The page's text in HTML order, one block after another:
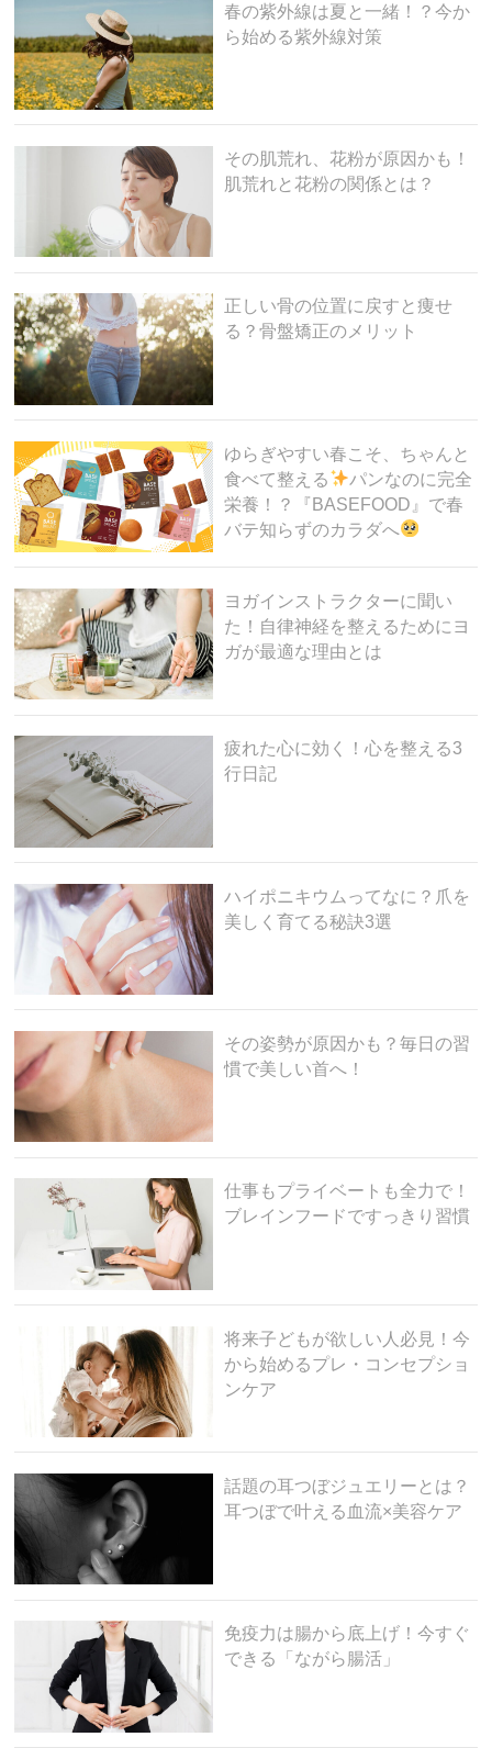
春の紫外線は夏と一緒！？今か
ら始める紫外線対策
その肌荒れ、花粉が原因かも！
肌荒れと花粉の関係とは？
正しい骨の位置に戻すと痩せ
る？骨盤矯正のメリット
ゆらぎやすい春こそ、ちゃんと
食べて整える
パンなのに完全
栄養！？『BASEFOOD』で春
バテ知らずのカラダへ
ヨガインストラクターに聞い
た！自律神経を整えるためにヨ
ガが最適な理由とは
疲れた心に効く！心を整える3
行日記
ハイポニキウムってなに？爪を
美しく育てる秘訣3選
その姿勢が原因かも？毎日の習
慣で美しい首へ！
仕事もプライベートも全力で！
ブレインフードですっきり習慣
将来子どもが欲しい人必見！今
から始めるプレ・コンセプショ
ンケア
話題の耳つぼジュエリーとは？
耳つぼで叶える血流×美容ケア
免疫力は腸から底上げ！今すぐ
できる「ながら腸活」